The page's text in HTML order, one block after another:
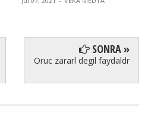
SONRA »
Oruc zararl degil faydaldr